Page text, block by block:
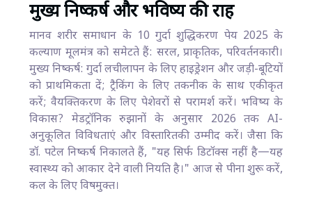
मुख्य निष्कर्ष और भविष्य की राह
मानव शरीर समाधान के 10 गुर्दा शुद्धिकरण पेय 2025 के
कल्याण मूलमंत्र को समेटते हैं: सरल, प्राकृतिक, परिवर्तनकारी।
मुख्य निष्कर्ष: गुर्दा लचीलापन के लिए हाइड्रेशन और जड़ी-बूटियों
को प्राथमिकता दें; ट्रैकिंग के लिए तकनीक के साथ एकीकृत
करें; वैयक्तिकरण के लिए पेशेवरों से परामर्श करें। भविष्य के
विकास? मेडट्रॉनिक रुझानों के अनुसार 2026 तक AI-
अनुकूलित विविधताएं और विस्तारितकी उम्मीद करें। जैसा कि
डॉ. पटेल निष्कर्ष निकालते हैं, "यह सिर्फ डिटॉक्स नहीं है—यह
स्वास्थ्य को आकार देने वाली नियति है।" आज से पीना शुरू करें,
कल के लिए विषमुक्त।